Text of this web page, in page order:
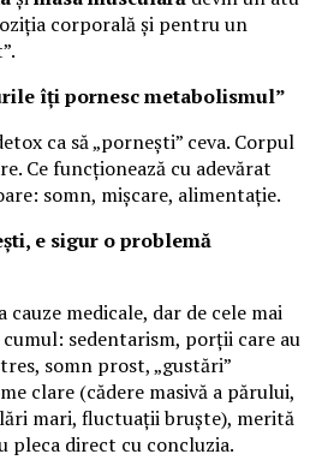
corporală și pentru un
îți pornesc metabolismul”
ca să „pornești” ceva. Corpul
Ce funcționează cu adevărat
somn, mișcare, alimentație.
e sigur o problemă
medicale, dar de cele mai
sedentarism, porții care au
somn prost, „gustări”
clare (cădere masivă a părului,
mari, fluctuații bruște), merită
pleca direct cu concluzia.